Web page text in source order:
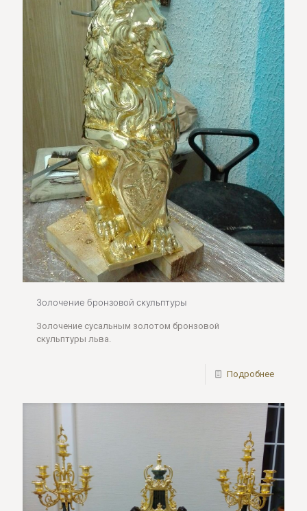
Золочение бронзовой скульптуры
Золочение сусальным золотом бронзовой
скульптуры льва.
Подробнее